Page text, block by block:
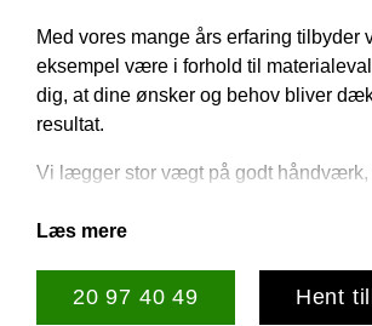
Med vores mange års erfaring
eksempel være i forhold til
dig, at dine ønsker og behov bliver
resultat.
Vi lægger stor vægt på godt håndværk,
Læs mere
20 97 40 49 Hent